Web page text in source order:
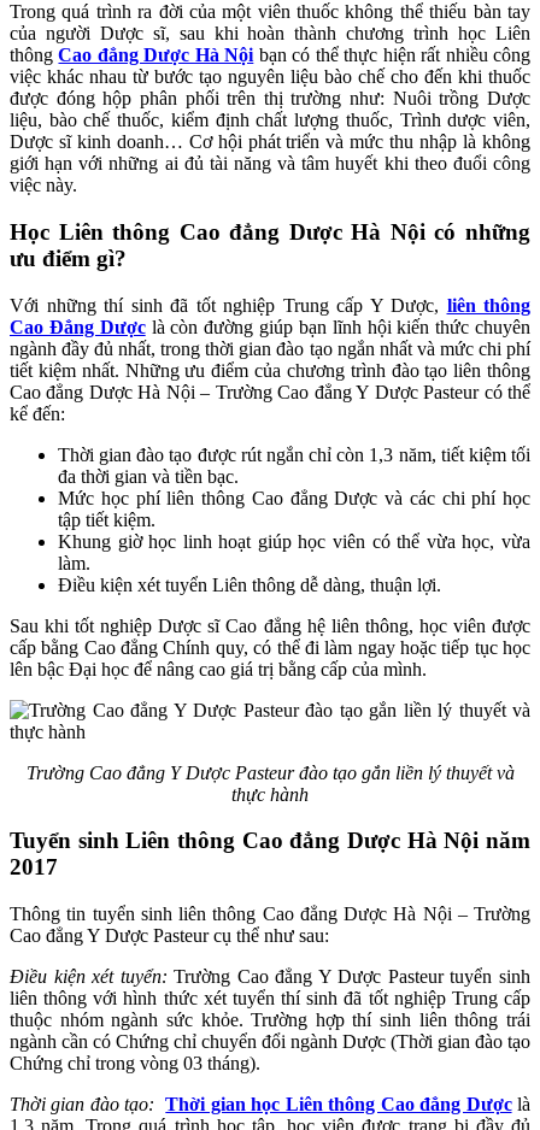
Trong quá trình ra đời của một viên thuốc không thể thiếu bàn tay
của người Dược sĩ, sau khi hoàn thành chương trình học Liên
thôngCao đẳng Dược Hà Nội bạn có thể thực hiện rất nhiều công
việc khác nhau từ bước tạo nguyên liệu bào chế cho đến khi thuốc
được đóng hộp phân phối trên thị trường như: Nuôi trồng Dược
liệu, bào chế thuốc, kiểm định chất lượng thuốc, Trình dược viên,
Dược sĩ kinh doanh… Cơ hội phát triển và mức thu nhập là không
giới hạn với những ai đủ tài năng và tâm huyết khi theo đuổi công
việc này.
Học Liên thông Cao đẳng Dược Hà Nội có những
ưu điểm gì?
Với những thí sinh đã tốt nghiệp Trung cấp Y Dược, liên thông
Cao Đẳng Dượclà còn đường giúp bạn lĩnh hội kiến thức chuyên
ngành đầy đủ nhất, trong thời gian đào tạo ngắn nhất và mức chi phí
tiết kiệm nhất. Những ưu điểm của chương trình đào tạo liên thông
Cao đẳng Dược Hà Nội – Trường Cao đẳng Y Dược Pasteur có thể
kể đến:
Thời gian đào tạo được rút ngắn chỉ còn 1,3 năm, tiết kiệm tối
đa thời gian và tiền bạc.
Mức học phí liên thông Cao đẳng Dược và các chi phí học
tập tiết kiệm.
Khung giờ học linh hoạt giúp học viên có thể vừa học, vừa
làm.
Điều kiện xét tuyển Liên thông dễ dàng, thuận lợi.
Sau khi tốt nghiệp Dược sĩ Cao đẳng hệ liên thông, học viên được
cấp bằng Cao đẳng Chính quy, có thể đi làm ngay hoặc tiếp tục học
lên bậc Đại học để nâng cao giá trị bằng cấp của mình.
Trường Cao đẳng Y Dược Pasteur đào tạo gắn liền lý thuyết và
thực hành
Tuyển sinh Liên thông Cao đẳng Dược Hà Nội năm
2017
Thông tin tuyển sinh liên thông Cao đẳng Dược Hà Nội – Trường
Cao đẳng Y Dược Pasteur cụ thể như sau:
Điều kiện xét tuyển:Trường Cao đẳng Y Dược Pasteur tuyển sinh
liên thông với hình thức xét tuyển thí sinh đã tốt nghiệp Trung cấp
thuộc nhóm ngành sức khỏe. Trường hợp thí sinh liên thông trái
ngành cần có Chứng chỉ chuyển đổi ngành Dược (Thời gian đào tạo
Chứng chỉ trong vòng 03 tháng).
Thời gian đào tạo:Thời gian học Liên thông Cao đẳng Dượclà
1,3 năm. Trong quá trình học tập, học viên được trang bị đầy đủ